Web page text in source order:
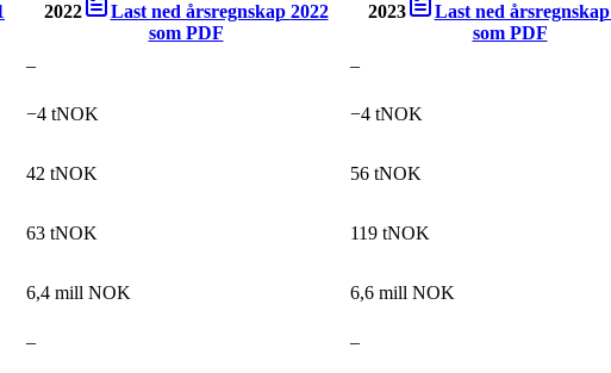
2022 Last ned årsregnskap 2022
som PDF
2023 Last ned årsregnskap
som PDF
– –
−4 tNOK −4 tNOK
42 tNOK 56 tNOK
63 tNOK 119 tNOK
6,4 mill NOK 6,6 mill NOK
– –